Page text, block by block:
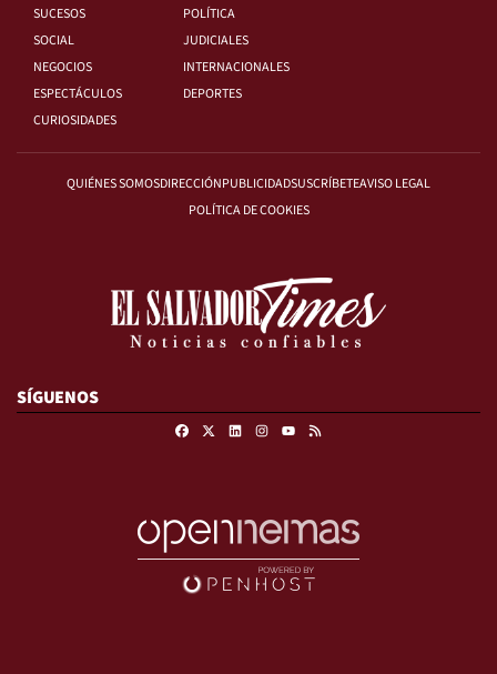
SUCESOS
POLÍTICA
SOCIAL
JUDICIALES
NEGOCIOS
INTERNACIONALES
ESPECTÁCULOS
DEPORTES
CURIOSIDADES
QUIÉNES SOMOSDIRECCIÓNPUBLICIDADSUSCRÍBETEAVISO LEGAL
POLÍTICA DE COOKIES
SÍGUENOS
FacebookLinkedinInstagram